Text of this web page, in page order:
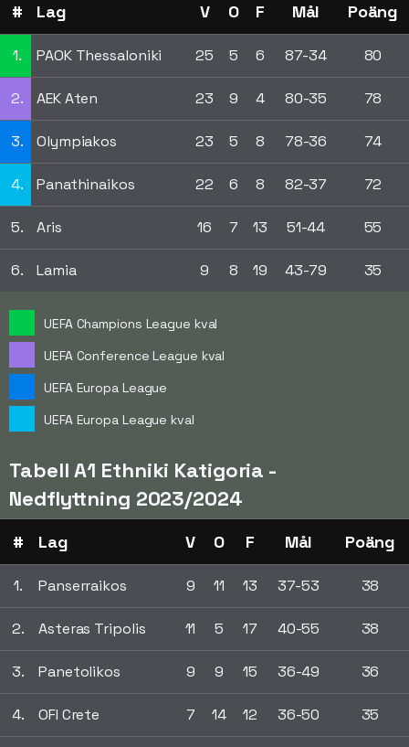
# Lag V O F Mål Poäng
1. PAOK Thessaloniki 25 5 6 87-34 80
2. AEK Aten 23 9 4 80-35 78
3. Olympiakos 23 5 8 78-36 74
4. Panathinaikos 22 6 8 82-37 72
5. Aris 16 7 13 51-44 55
6. Lamia 9 8 19 43-79 35
UEFA Champions League kval
UEFA Conference League kval
UEFA Europa League
UEFA Europa League kval
Tabell A1 Ethniki Katigoria -
Nedflyttning 2023/2024
# Lag V O F Mål Poäng
1. Panserraikos 9 11 13 37-53 38
2. Asteras Tripolis 11 5 17 40-55 38
3. Panetolikos 9 9 15 36-49 36
4. OFI Crete 7 14 12 36-50 35